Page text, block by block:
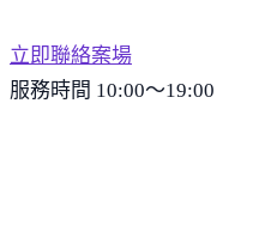
立即聯絡案場
服務時間 10:00～19:00